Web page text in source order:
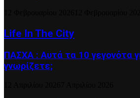
Life In The City
ΠΑΣΧΑ : Αυτά τα 10 γεγονότα
γνωρίζετε;